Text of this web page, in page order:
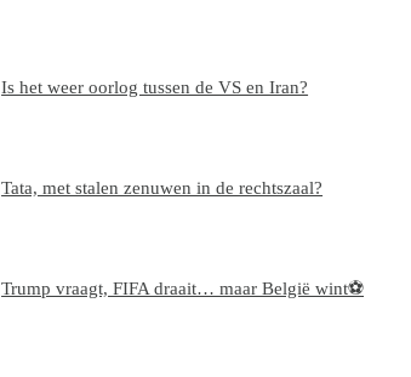
Is het weer oorlog tussen de VS en Iran?
Tata, met stalen zenuwen in de rechtszaal?
Trump vraagt, FIFA draait… maar België wint⚽